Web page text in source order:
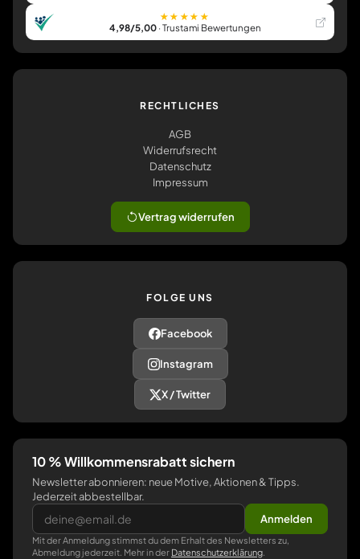
★★★★★
4,98/5,00· Trustami Bewertungen
RECHTLICHES
AGB
Widerrufsrecht
Datenschutz
Impressum
Vertrag widerrufen
FOLGE UNS
Facebook
Instagram
X / Twitter
10 % Willkommensrabatt sichern
Newsletter abonnieren: neue Motive, Aktionen & Tipps.
Jederzeit abbestellbar.
Anmelden
Mit der Anmeldung stimmst du dem Erhalt des Newsletters zu,
Abmeldung jederzeit. Mehr in der Datenschutzerklärung